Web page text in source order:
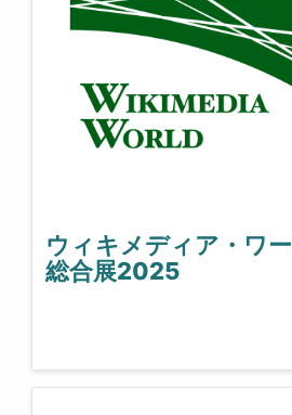
ウィキメディア・ワ
総合展2025